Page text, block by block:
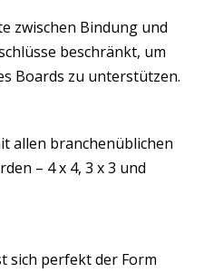
zwischen Bindung und
beschränkt, um
Boards zu unterstützen.
allen branchenüblichen
– 4 x 4, 3 x 3 und
sich perfekt der Form